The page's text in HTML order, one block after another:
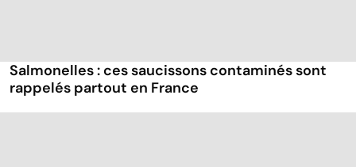
Salmonelles : ces saucissons contaminés sont
rappelés partout en France